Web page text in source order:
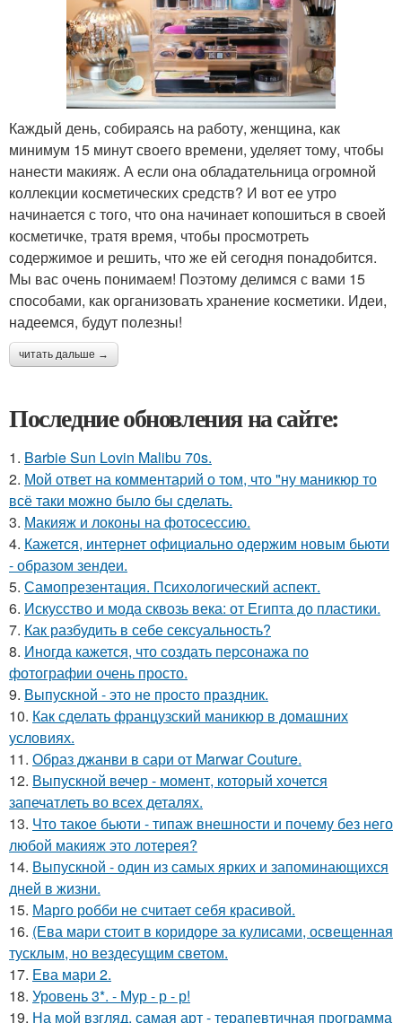
Каждый день, собираясь на работу, женщина, как
минимум 15 минут своего времени, уделяет тому, чтобы
нанести макияж. А если она обладательница огромной
коллекции косметических средств? И вот ее утро
начинается с того, что она начинает копошиться в своей
косметичке, тратя время, чтобы просмотреть
содержимое и решить, что же ей сегодня понадобится.
Мы вас очень понимаем! Поэтому делимся с вами 15
способами, как организовать хранение косметики. Идеи,
надеемся, будут полезны!
читать дальше →
Последние обновления на сайте:
1. Barbie Sun Lovin Malibu 70s.
2. Мой ответ на комментарий о том, что "ну маникюр то
всё таки можно было бы сделать.
3. Макияж и локоны на фотосессию.
4. Кажется, интернет официально одержим новым бьюти
- образом зендеи.
5. Самопрезентация. Психологический аспект.
6. Искусство и мода сквозь века: от Египта до пластики.
7. Как разбудить в себе сексуальность?
8. Иногда кажется, что создать персонажа по
фотографии очень просто.
9. Выпускной - это не просто праздник.
10. Как сделать французский маникюр в домашних
условиях.
11. Образ джанви в сари от Marwar Couture.
12. Выпускной вечер - момент, который хочется
запечатлеть во всех деталях.
13. Что такое бьюти - типаж внешности и почему без него
любой макияж это лотерея?
14. Выпускной - один из самых ярких и запоминающихся
дней в жизни.
15. Марго робби не считает себя красивой.
16. (Ева мари стоит в коридоре за кулисами, освещенная
тусклым, но вездесущим светом.
17. Ева мари 2.
18. Уровень 3*. - Мур - р - р!
19. На мой взгляд, самая арт - терапевтичная программа